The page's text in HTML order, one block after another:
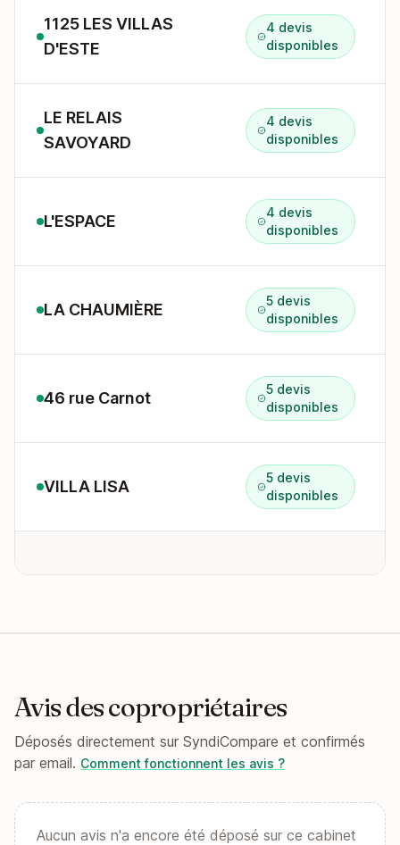
1125 LES VILLAS
D'ESTE
4 devis
disponibles
LE RELAIS
SAVOYARD
4 devis
disponibles
L'ESPACE
4 devis
disponibles
LA CHAUMIÈRE
5 devis
disponibles
46 rue Carnot
5 devis
disponibles
VILLA LISA
5 devis
disponibles
Avis des copropriétaires
Déposés directement sur SyndiCompare et confirmés
par email. Comment fonctionnent les avis ?
Aucun avis n'a encore été déposé sur ce cabinet